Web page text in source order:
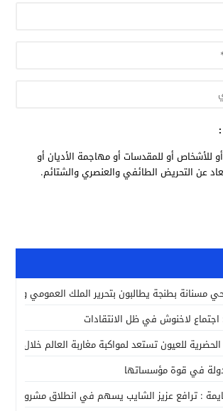
للأشخاص أو للمقدسات أو مهاجمة الأديان أو
عن التحريض الطائفي والعنصري والشتائم.
مسنانة بطنجة يطالبون بتحرير الملك العمومي
اجتماع لاخنوش في ظل الانتقادات
الحضرية للعيون تستعد لمواكبة مغاربة العالم خلال
في قوة مؤسساتها
: ترافع عزيز الشايب يسهم في انطلاق مشروع